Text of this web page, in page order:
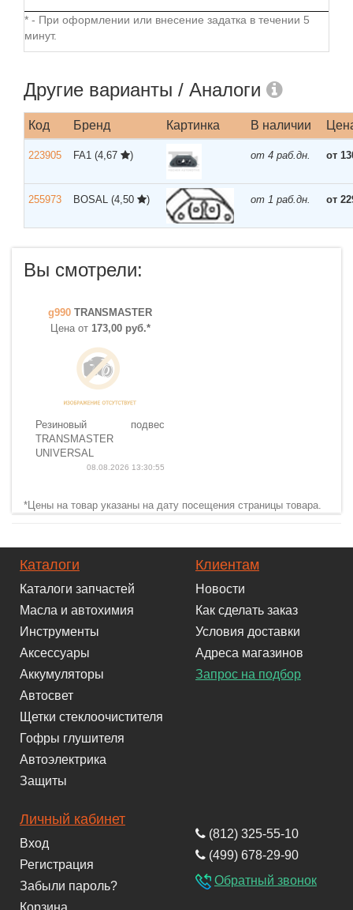
* - При оформлении или внесение задатка в течении 5
минут.
Другие варианты / Аналоги
Код Бренд Картинка В наличии
223905 FA1 (4,67 ) от 4 раб.дн. от
255973 BOSAL (4,50 ) от 1 раб.дн. от
Вы смотрели:
g990 TRANSMASTER
Цена от 173,00 руб.*
Резиновый подвес
TRANSMASTER
UNIVERSAL
08.08.2026 13:30:55
*Цены на товар указаны на дату посещения страницы товара.
Каталоги
Каталоги запчастей
Масла и автохимия
Инструменты
Аксессуары
Аккумуляторы
Автосвет
Щетки стеклоочистителя
Гофры глушителя
Автоэлектрика
Защиты
Клиентам
Новости
Как сделать заказ
Условия доставки
Адреса магазинов
Запрос на подбор
Личный кабинет
Вход
Регистрация
Забыли пароль?
Корзина
(812) 325-55-10
(499) 678-29-90
Обратный звонок